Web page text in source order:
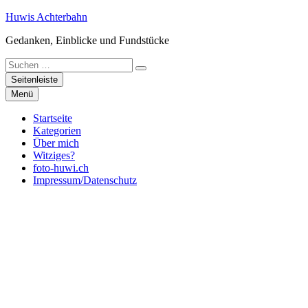
Zum
springen
Huwis Achterbahn
Gedanken, Einblicke und Fundstücke
Suche
nach:
Seitenleiste
Menü
Startseite
Kategorien
Über mich
Witziges?
foto-huwi.ch
Impressum/Datenschutz